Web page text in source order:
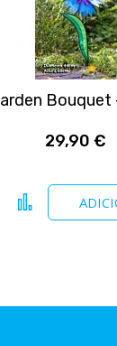
29,90 €
Adicionar aComparar